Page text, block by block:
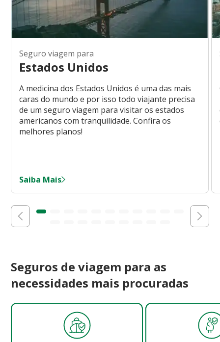
Seguro viagem para
Estados Unidos
A medicina dos Estados Unidos é uma das mais
caras do mundo e por isso todo viajante precisa
de um seguro viagem para visitar os estados
americanos com tranquilidade. Confira os
melhores planos!
Saiba Mais
Seguros de viagem para as
necessidades mais procuradas